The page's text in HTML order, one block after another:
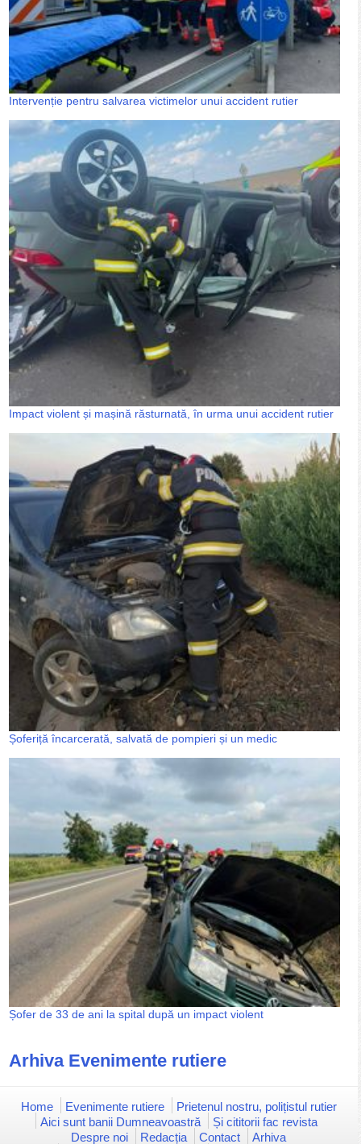
Intervenție pentru salvarea victimelor unui accident rutier
Impact violent și mașină răsturnată, în urma unui accident rutier
Șoferiță încarcerată, salvată de pompieri și un medic
Șofer de 33 de ani la spital după un impact violent
Arhiva Evenimente rutiere
Home Evenimente rutiere
Prietenul nostru, polițistul rutier
Aici sunt banii Dumneavoastră
Și cititorii fac revista
Despre noi
Redacția Contact Arhiva